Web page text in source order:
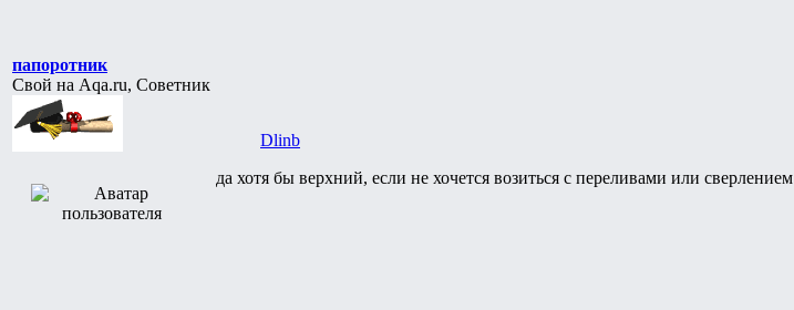
папоротник
Свой на Aqa.ru, Советник
Dlinb
да хотя бы верхний, если не хочется возиться с переливами или сверлением